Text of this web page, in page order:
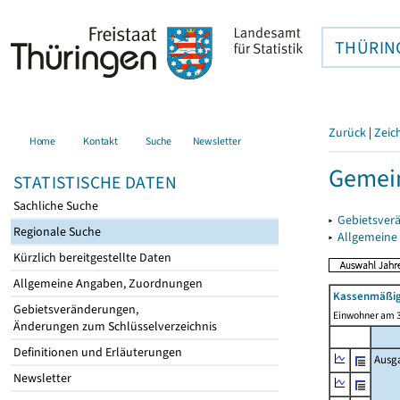
Home Kontakt Suche Newsletter
STATISTISCHE DATEN
Sachliche Suche
Regionale Suche
Kürzlich bereitgestellte Daten
Allgemeine Angaben, Zuordnungen
Gebietsveränderungen,
Änderungen zum Schlüsselverzeichnis
Definitionen und Erläuterungen
Newsletter
Zurück |
▸
▸
Einwohner am